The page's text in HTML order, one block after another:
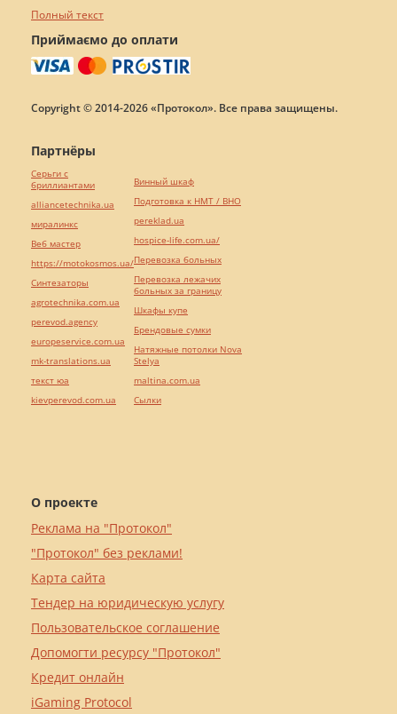
Полный текст
Приймаємо до оплати
Copyright © 2014-2026 «Протокол». Все права защищены.
О проекте
Реклама на "Протокол"
"Протокол" без реклами!
Карта сайта
Тендер на юридическую услугу
Пользовательское соглашение
Допомогти ресурсу "Протокол"
Кредит онлайн
iGaming Protocol
Партнёры
Серьги с
бриллиантами
alliancetechnika.ua
миралинкс
Веб мастер
https://motokosmos.ua/
Синтезаторы
agrotechnika.com.ua
perevod.agency
europeservice.com.ua
mk-translations.ua
текст юа
kievperevod.com.ua
Винный шкаф
Подготовка к НМТ / ВНО
pereklad.ua
hospice-life.com.ua/
Перевозка больных
Перевозка лежачих
больных за границу
Шкафы купе
Брендовые сумки
Натяжные потолки Nova
Stelya
maltina.com.ua
Cылки